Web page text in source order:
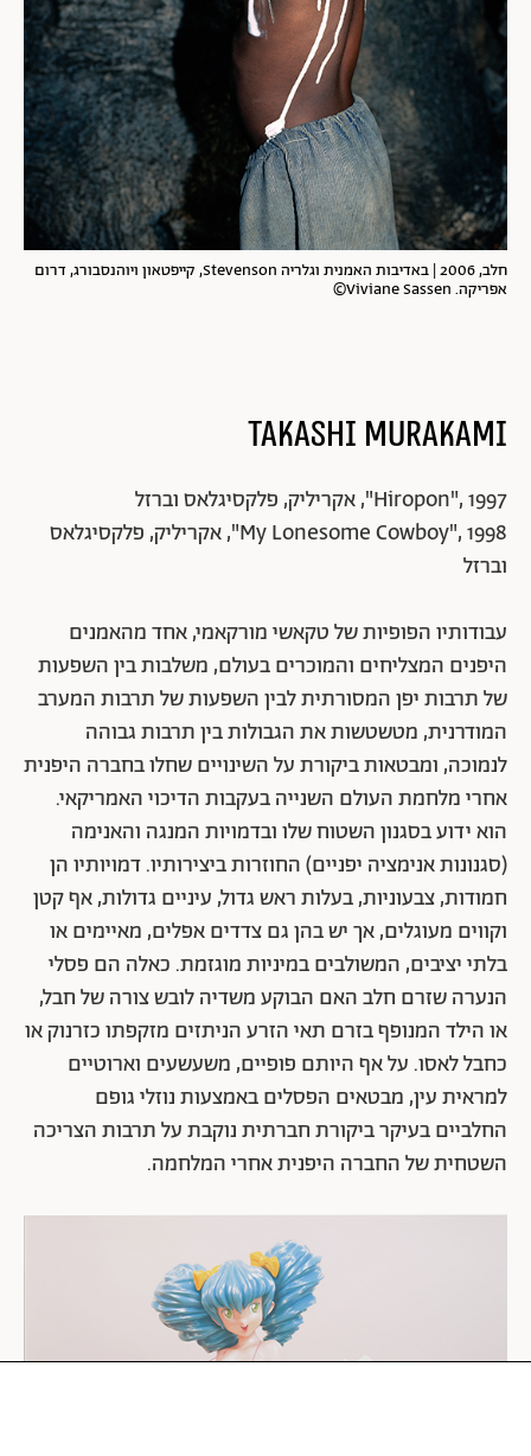
אפריקה. Viviane Sassen©
Takashi Murakami
Hiropon", 1997", אקריליק, פלקסיגלאס וברזל
My Lonesome Cowboy", 1998", אקריליק, פלקסיגלאס
וברזל
עבודותיו הפופיות של טקאשי מורקאמי, אחד מהאמנים
היפנים המצליחים והמוכרים בעולם, משלבות בין השפעות
של תרבות יפן המסורתית לבין השפעות של תרבות המערב
המודרנית, מטשטשות את הגבולות בין תרבות גבוהה
לנמוכה, ומבטאות ביקורת על השינויים שחלו בחברה היפנית
אחרי מלחמת העולם השנייה בעקבות הדיכוי האמריקאי.
הוא ידוע בסגנון השטוח שלו ובדמויות המנגה והאנימה
וקווים מעוגלים, אך יש בהן גם צדדים אפלים, מאיימים או
בלתי יציבים, המשולבים במיניות מוגזמת. כאלה הם פסלי
הנערה שזרם חלב האם הבוקע משדיה לובש צורה של חבל,
או הילד המנופף בזרם תאי הזרע הניתזים מזקפתו כזרנוק או